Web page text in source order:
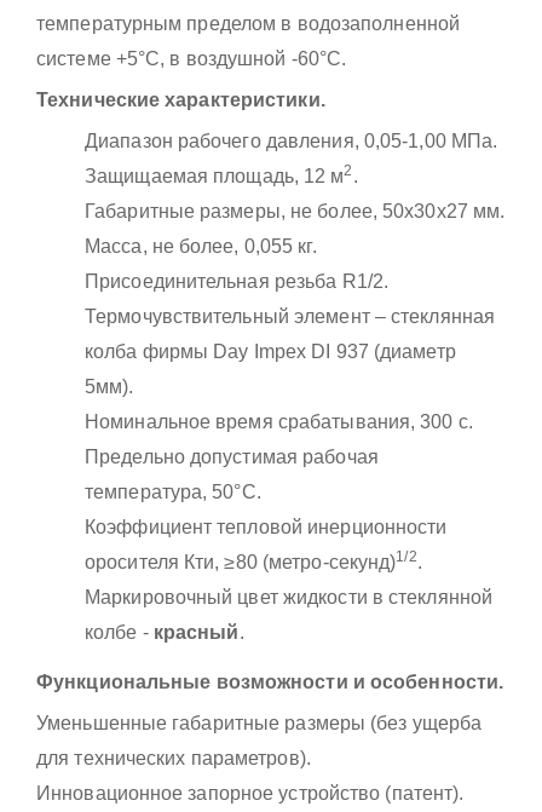
температурным пределом в водозаполненной
системе +5°С, в воздушной -60°С.
Технические характеристики.
Диапазон рабочего давления, 0,05-1,00 МПа.
Защищаемая площадь, 12 м2 .
Габаритные размеры, не более, 50x30x27 мм.
Масса, не более, 0,055 кг.
Присоединительная резьба R1/2.
Термочувствительный элемент – стеклянная
колба фирмы Day Impex DI 937 (диаметр
5мм).
Номинальное время срабатывания, 300 с.
Предельно допустимая рабочая
температура, 50°С.
Коэффициент тепловой инерционности
оросителя Кти, ≥80 (метро-секунд)1/2.
Маркировочный цвет жидкости в стеклянной
колбе - красный.
Функциональные возможности и особенности.
Уменьшенные габаритные размеры (без ущерба
для технических параметров).
Инновационное запорное устройство (патент).